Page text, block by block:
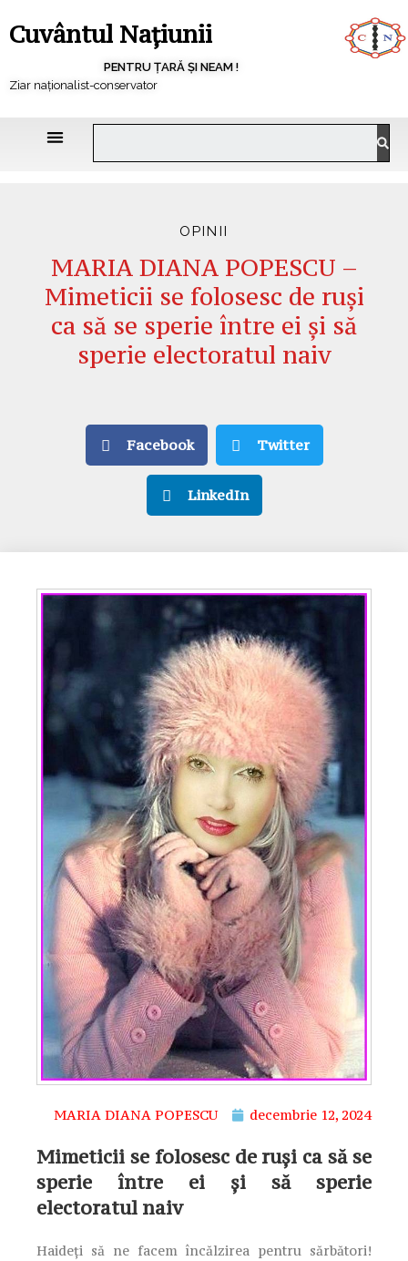
Cuvântul Națiunii
PENTRU ȚARĂ ȘI NEAM !
Ziar naționalist-conservator
OPINII
MARIA DIANA POPESCU –
Mimeticii se folosesc de ruşi
ca să se sperie între ei şi să
sperie electoratul naiv
Facebook Twitter
LinkedIn
MARIA DIANA POPESCU decembrie 12, 2024
Mimeticii se folosesc de ruşi ca să se
sperie între ei şi să sperie
electoratul naiv
Haideţi să ne facem încălzirea pentru sărbători!